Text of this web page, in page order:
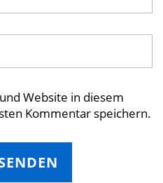
Website in diesem
Kommentar speichern.